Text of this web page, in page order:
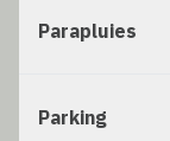
Parapluies
Parking